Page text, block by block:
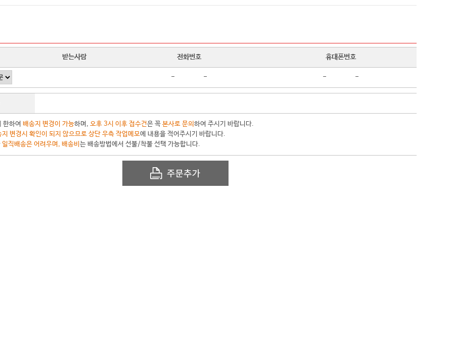
받는사람 전화번호 휴대폰번호
- - - -
한하여 배송지 변경이 가능하며, 오후 3시 이후 접수건은 꼭 본사로 문의 하여 주시기 바랍니다.
지 변경시 확인이 되지 않으므로 상단 우측 작업메모에 내용을 적어주시기 바랍니다.
일직배송은 어려우며, 배송비 는 배송방법에서 선불/착불 선택 가능합니다.